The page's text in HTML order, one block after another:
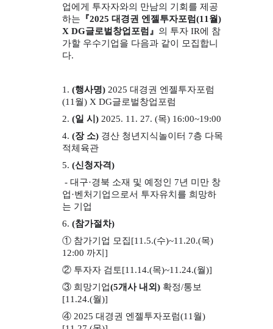
업에게 투자자와의 만남의 기회를 제공
하는 『2025 대경권 엔젤투자포럼(11월)
X DG글로벌창업포럼 』 의 투자 IR에 참
가할 우수기업을 다음과 같이 모집합니
다.
1. (행사명) 2025 대경권 엔젤투자포럼
(11월) X DG글로벌창업포럼
2. (일 시) 2025. 11. 27. (목) 16:00~19:00
4. (장 소) 경산 청년지식놀이터 7층 다목
적체육관
5. (신청자격)
- 대구·경북 소재 및 예정인 7년 미만 창
업·벤처기업으로서 투자유치를 희망하
는 기업
6. (참가절차)
① 참가기업 모집[11.5.(수)~11.20.(목)
12:00 까지]
② 투자자 검토[11.14.(목)~11.24.(월)]
③ 희망기업(5개사 내외) 확정/통보
[11.24.(월)]
④ 2025 대경권 엔젤투자포럼(11월)